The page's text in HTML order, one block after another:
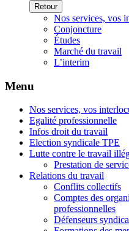
Retour
Nos services, vos
Conjoncture
Études
Marché du travail
L’interim
Menu
Nos services, vos
Egalité professionnelle
Infos droit du travail
Election syndicale TPE
Lutte contre le travail
Prestation de
Relations du travail
Conflits collectifs
Comptes des
professionnelles
Défenseurs